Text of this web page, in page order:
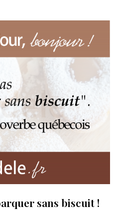
sans biscuit !